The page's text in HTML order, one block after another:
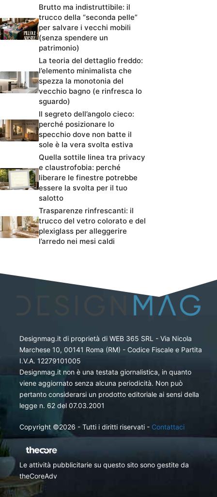
Brutto ma indistruttibile: il
trucco della “seconda pelle”
per salvare i vecchi mobili
(senza spendere un
patrimonio)
La teoria del dettaglio freddo:
l’elemento minimalista che
spezza la monotonia del
vecchio bagno (e rinfresca lo
sguardo)
Il segreto dell’angolo cieco:
perché posizionare lo
specchio dove non batte il
sole è la vera svolta estiva
Quella sottile linea tra privacy
e claustrofobia: perché
liberare le finestre potrebbe
essere la svolta per il tuo
salotto
Trasparenze rinfrescanti: il
trucco del vetro colorato e del
plexiglass per alleggerire
l’arredo nei mesi caldi
Designmag.it di proprietà di WEB 365 SRL - Via Nicola
Marchese 10, 00141 Roma (RM) - Codice Fiscale e Partita
I.V.A. 12279101005
Designmag.it non è una testata giornalistica, in quanto
viene aggiornato senza alcuna periodicità. Non può
pertanto considerarsi un prodotto editoriale ai sensi della
legge n. 62 del 07.03.2001
Copyright ©2026 - Tutti i diritti riservati - Contattaci
Le attività pubblicitarie su questo sito sono gestite da
theCoreAdv